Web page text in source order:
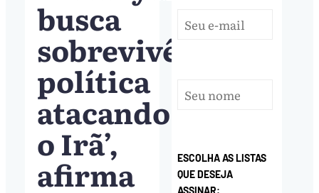
busca
sobrevivência
política
atacando
o Irã’,
afirma
ESCOLHA AS LISTAS
QUE DESEJA
ASSINAR: